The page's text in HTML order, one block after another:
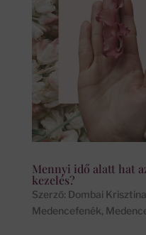
Mennyi idő alatt hat
kezelés?
Szerző: Dombai Krisztina
Medencefenék,